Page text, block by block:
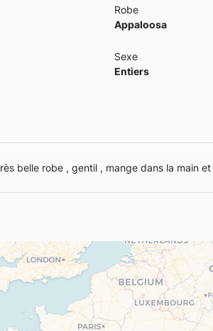
Robe
Appaloosa
Sexe
Entiers
belle robe , gentil , mange dans la main